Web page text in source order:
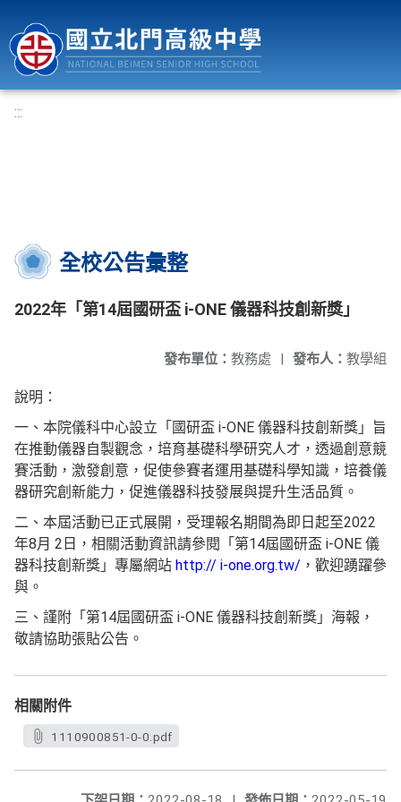
:::
全校公告彙整
2022年「第14屆國研盃 i-ONE 儀器科技創新獎」
發布人： 教學組
發布單位： 教務處 |
說明：
一、本院儀科中心設立「國研盃 i-ONE 儀器科技創新獎」旨
在推動儀器自製觀念，培育基礎科學研究人才，透過創意競
賽活動，激發創意，促使參賽者運用基礎科學知識，培養儀
器研究創新能力，促進儀器科技發展與提升生活品質。
二、本屆活動已正式展開，受理報名期間為即日起至2022
年8月 2日，相關活動資訊請參閱「第14屆國研盃 i-ONE 儀
器科技創新獎」專屬網站 http:// i-one.org.tw/ ，歡迎踴躍參
與。
三、謹附「第14屆國研盃 i-ONE 儀器科技創新獎」海報，
敬請協助張貼公告。
相關附件
1110900851-0-0.pdf